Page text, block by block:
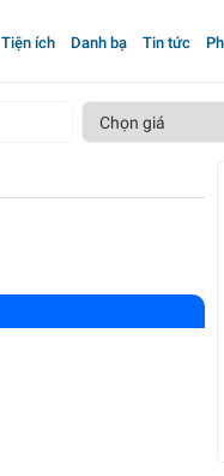
Tiện ích Danh bạ Tin tức